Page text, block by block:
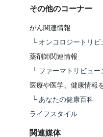
その他のコーナー
がん関連情報
└ オンコロジートリビ
薬剤師関連情報
└ ファーマトリビュー
医療や医学、健康情報
└ あなたの健康百科
ライフスタイル
関連媒体